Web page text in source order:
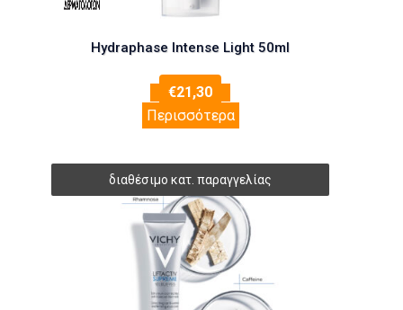
Hydraphase Intense Light 50ml
€21,30
Περισσότερα